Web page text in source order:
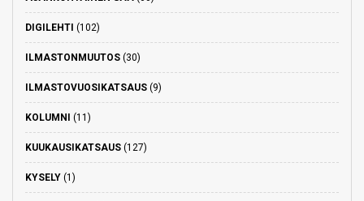
DIGILEHTI (102)
ILMASTONMUUTOS (30)
ILMASTOVUOSIKATSAUS (9)
KOLUMNI (11)
KUUKAUSIKATSAUS (127)
KYSELY (1)